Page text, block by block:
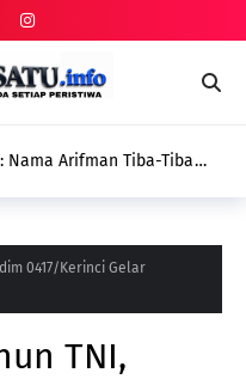
Nama Arifman Tiba-Tiba
0417/Kerinci Gelar
TNI,